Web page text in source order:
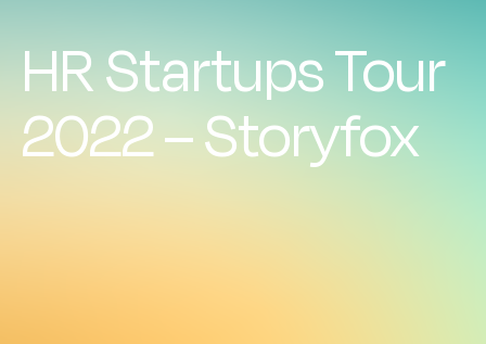
HR Startups Tour
2022 – Storyfox